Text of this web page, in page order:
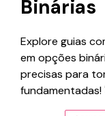
Binárias
Explore guias
em opções
precisas para
fundamentadas!